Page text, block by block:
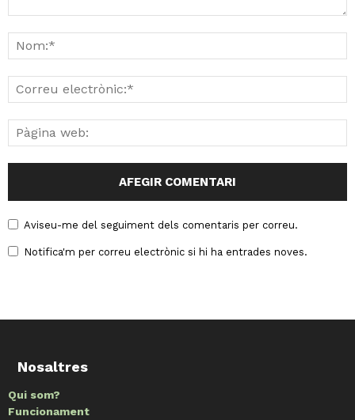
Aviseu-me del seguiment dels comentaris per correu.
Notifica'm per correu electrònic si hi ha entrades noves.
Nosaltres
Qui som?
Funcionament